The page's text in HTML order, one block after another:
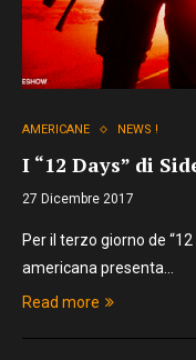
AMERICANE NEWS !
I “12 Days” di
27 Dicembre 2017
Per il terzo giorno de
americana presenta…
Read more